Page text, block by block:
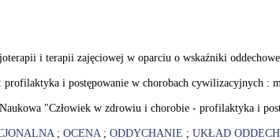
i terapii zajęciowej w oparciu o wskaźniki
i postępowanie w chorobach cywilizacyjnych :
"Człowiek w zdrowiu i chorobie - profilaktyka i
; OCENA; ODDYCHANIE ; UKŁAD